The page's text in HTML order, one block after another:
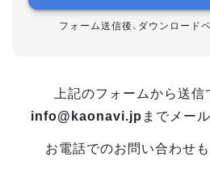
フォーム送信後、ダウンロード
上記のフォームから送信
info@kaonavi.jp までメー
お電話でのお問い合わせ